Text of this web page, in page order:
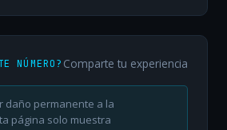
NÚMERO? Comparte tu experiencia
daño permanente a la
página solo muestra